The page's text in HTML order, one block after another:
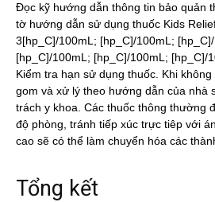
Đọc kỹ hướng dẫn thông tin bảo quản
tờ hướng dẫn sử dụng thuốc Kids
3[hp_C]/100mL; [hp_C]/100mL;
[hp_C]/100mL; [hp_C]/100mL; [hp_C]/
Kiểm tra hạn sử dụng thuốc. Khi
gom và xử lý theo hướng dẫn của nhà
trách y khoa. Các thuốc thông thường
độ phòng, tránh tiếp xúc trực tiêp với
cao sẽ có thể làm chuyển hóa các
Tổng kết